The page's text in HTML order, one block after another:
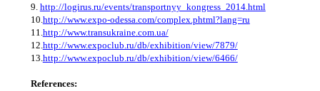
9. http://logirus.ru/events/transportnyy_kongress_2014.html
10. http://www.expo-odessa.com/complex.phtml?lang=ru
11. http://www.transukraine.com.ua/
12. http://www.expoclub.ru/db/exhibition/view/7879/
13. http://www.expoclub.ru/db/exhibition/view/6466/
References: